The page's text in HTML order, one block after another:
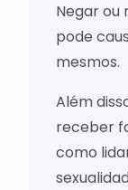
Negar ou
pode
mesmos.
Além
receber
como